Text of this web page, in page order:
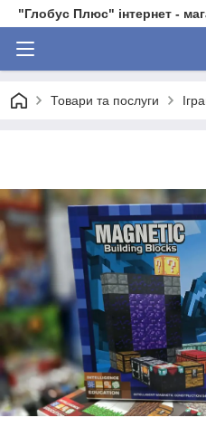
"Глобус Плюс" інтернет -
Товари та послуги